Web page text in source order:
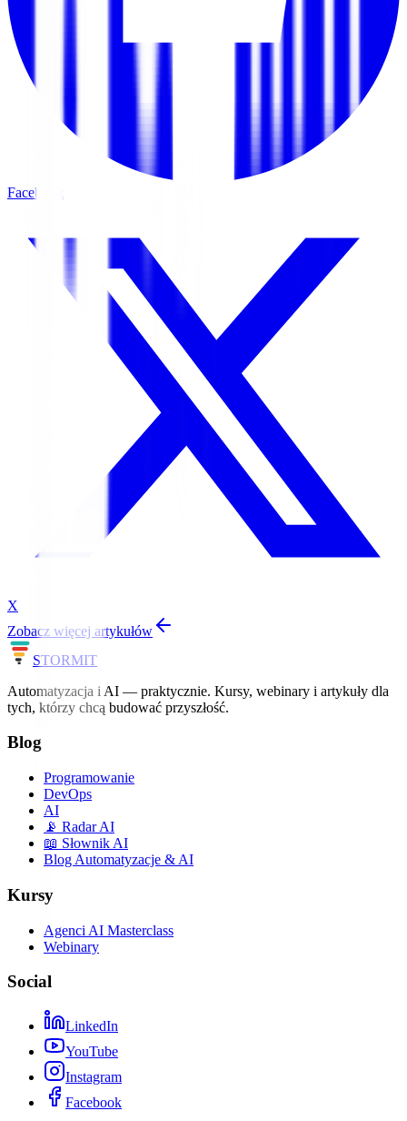
Facebook
X
Zobacz więcej artykułów
STORMIT
Automatyzacja i AI — praktycznie. Kursy, webinary i artykuły dla
tych, którzy chcą budować przyszłość.
Blog
Programowanie
DevOps
AI
📡 Radar AI
📖 Słownik AI
Blog Automatyzacje & AI
Kursy
Agenci AI Masterclass
Webinary
Social
LinkedIn
YouTube
Instagram
Facebook